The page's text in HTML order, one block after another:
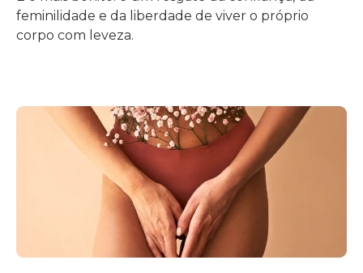
feminilidade e da liberdade de viver o próprio
corpo com leveza.